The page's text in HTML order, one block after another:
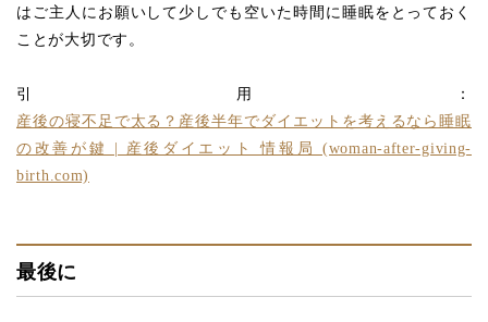
はご主人にお願いして少しでも空いた時間に睡眠をとっておく
ことが大切です。
引用：
産後の寝不足で太る？産後半年でダイエットを考えるなら睡眠
の改善が鍵 | 産後ダイエット 情報局 (woman-after-giving-
birth.com)
最後に